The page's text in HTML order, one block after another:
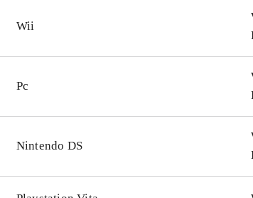
Wii
Pc
Nintendo DS